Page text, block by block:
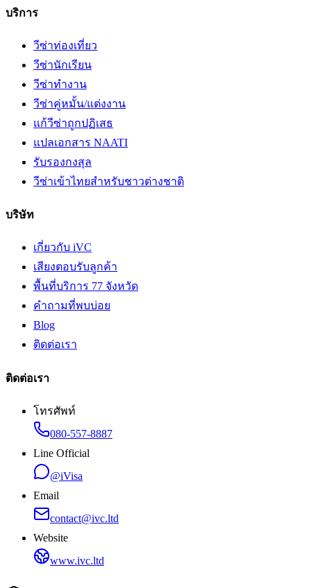
บริการ
วีซ่าท่องเที่ยว
วีซ่านักเรียน
วีซ่าทำงาน
วีซ่าคู่หมั้น/แต่งงาน
แก้วีซ่าถูกปฏิเสธ
แปลเอกสาร NAATI
รับรองกงสุล
วีซ่าเข้าไทยสำหรับชาวต่างชาติ
บริษัท
เกี่ยวกับ iVC
เสียงตอบรับลูกค้า
พื้นที่บริการ 77 จังหวัด
คำถามที่พบบ่อย
Blog
ติดต่อเรา
ติดต่อเรา
โทรศัพท์
080-557-8887
Line Official
@iVisa
Email
contact@ivc.ltd
Website
www.ivc.ltd